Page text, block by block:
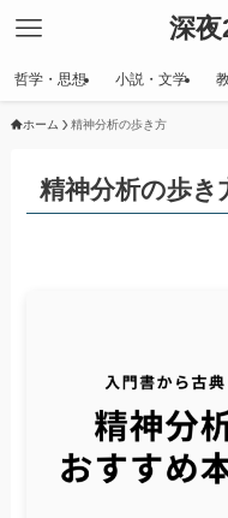
深
哲学・思想 小説・文学
ホーム 精神分析の歩き方
精神分析の歩き